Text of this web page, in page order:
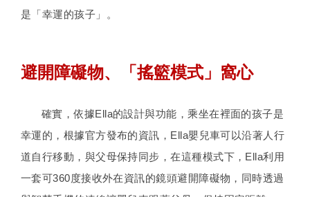
是「幸運的孩子」。
避開障礙物、「搖籃模式」窩心
確實，依據Ella的設計與功能，乘坐在裡面的孩子是
幸運的，根據官方發布的資訊，Ella嬰兒車可以沿著人行
道自行移動，與父母保持同步，在這種模式下，Ella利用
一套可360度接收外在資訊的鏡頭避開障礙物，同時透過